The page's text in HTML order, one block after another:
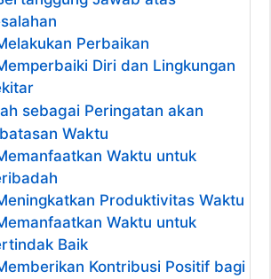
Perbaikan
Diri dan Lingkungan
sebagai Peringatan akan
Waktu
Waktu untuk
Produktivitas Waktu
Waktu untuk
Baik
Kontribusi Positif bagi